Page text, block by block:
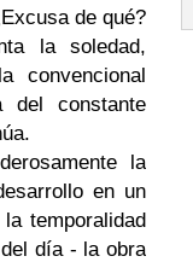
de qué?
la soledad,
convencional
del constante
la
en un
temporalidad
día - la obra